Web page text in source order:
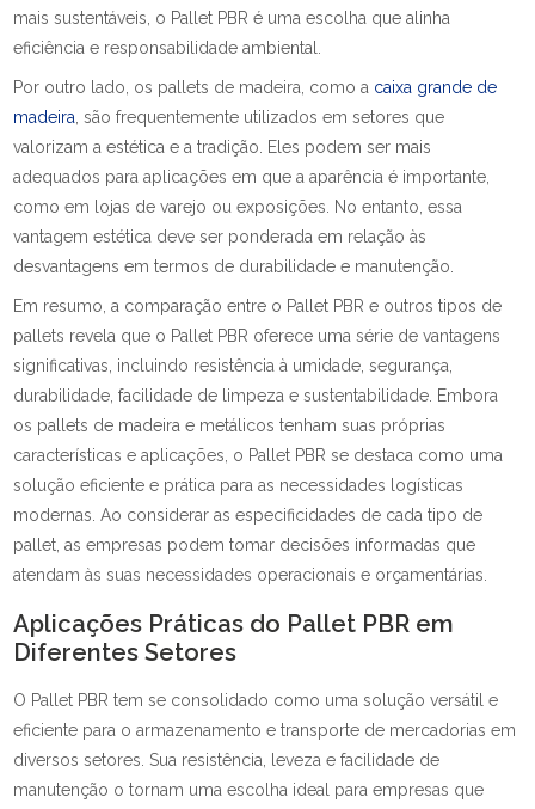
mais sustentáveis, o Pallet PBR é uma escolha que alinha
eficiência e responsabilidade ambiental.
Por outro lado, os pallets de madeira, como a caixa grande de
madeira , são frequentemente utilizados em setores que
valorizam a estética e a tradição. Eles podem ser mais
adequados para aplicações em que a aparência é importante,
como em lojas de varejo ou exposições. No entanto, essa
vantagem estética deve ser ponderada em relação às
desvantagens em termos de durabilidade e manutenção.
Em resumo, a comparação entre o Pallet PBR e outros tipos de
pallets revela que o Pallet PBR oferece uma série de vantagens
significativas, incluindo resistência à umidade, segurança,
durabilidade, facilidade de limpeza e sustentabilidade. Embora
os pallets de madeira e metálicos tenham suas próprias
características e aplicações, o Pallet PBR se destaca como uma
solução eficiente e prática para as necessidades logísticas
modernas. Ao considerar as especificidades de cada tipo de
pallet, as empresas podem tomar decisões informadas que
atendam às suas necessidades operacionais e orçamentárias.
Aplicações Práticas do Pallet PBR em
Diferentes Setores
O Pallet PBR tem se consolidado como uma solução versátil e
eficiente para o armazenamento e transporte de mercadorias em
diversos setores. Sua resistência, leveza e facilidade de
manutenção o tornam uma escolha ideal para empresas que